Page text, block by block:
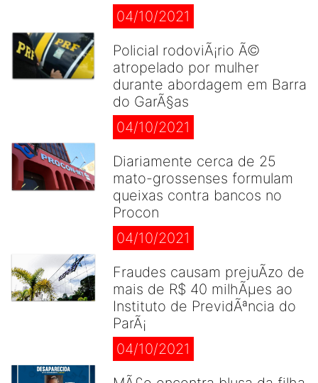
04/10/2021
Policial rodoviÃ¡rio Ã©
atropelado por mulher
durante abordagem em Barra
do GarÃ§as
04/10/2021
Diariamente cerca de 25
mato-grossenses formulam
queixas contra bancos no
Procon
04/10/2021
Fraudes causam prejuÃ­zo de
mais de R$ 40 milhÃµes ao
Instituto de PrevidÃªncia do
ParÃ¡
04/10/2021